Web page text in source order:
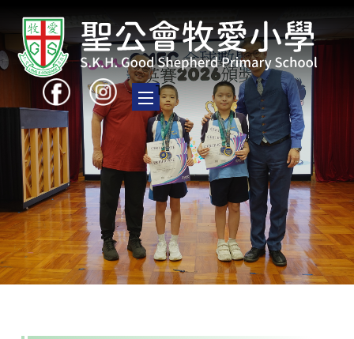
Toggle main menu visibility